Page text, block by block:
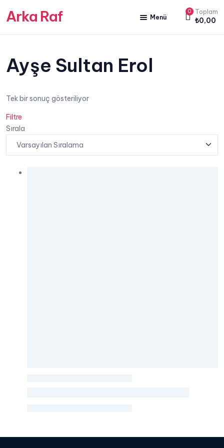
Arka Raf Menü
ANA SAYFA
HAKKIMIZDA
KİTAP SATIŞ
YAZARLARIMIZ
YAYIN PAKETLERİMİZ
0 Toplam
₺0,00
Ayşe Sultan Erol
Tek bir sonuç gösteriliyor
Filtre
Sırala